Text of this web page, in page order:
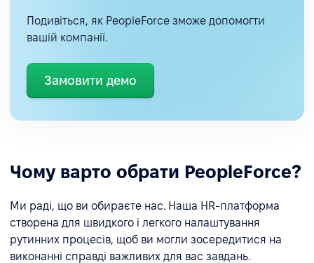
Подивіться, як PeopleForce зможе допомогти
вашій компанії.
Замовити демо
Чому варто обрати PeopleForce?
Ми раді, що ви обираєте нас. Наша HR-платформа
створена для швидкого і легкого налаштування
рутинних процесів, щоб ви могли зосередитися на
виконанні справді важливих для вас завдань.